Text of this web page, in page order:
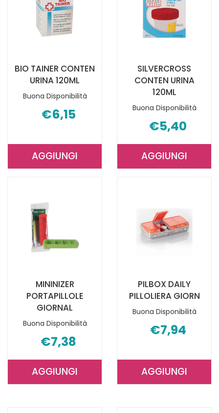
BIO TAINER CONTEN
URINA 120ML
Buona Disponibilità
€6,15
AGGIUNGIAGGIUNGI BIO
SILVERCROSS
CONTEN URINA
120ML
Buona Disponibilità
€5,40
AGGIUNGI
AGGIUNGI
CARRELLO
MININIZER
PORTAPILLOLE
GIORNAL
Buona Disponibilità
€7,38
AGGIUNGIAGGIUNGI MININIZER
PILBOX DAILY
PILLOLIERA GIORN
Buona Disponibilità
€7,94
AGGIUNGIAGGIUNGI